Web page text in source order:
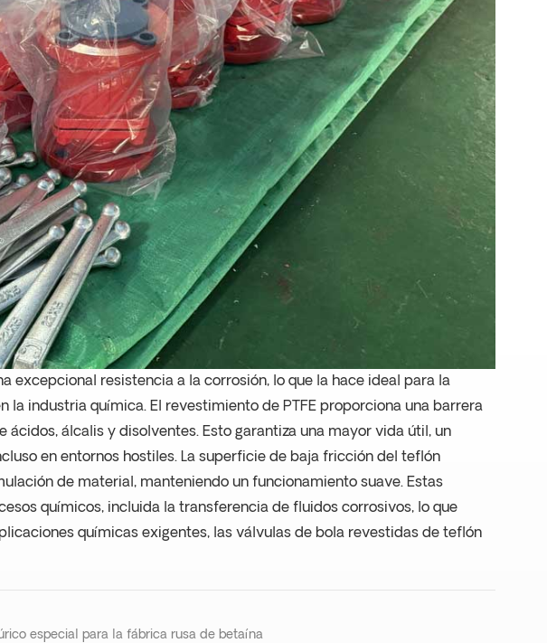
excepcional resistencia a la corrosión, lo que la hace ideal para la
la industria química. El revestimiento de PTFE proporciona una barrera
álcalis y disolventes. Esto garantiza una mayor vida útil, un
en entornos hostiles. La superficie de baja fricción del teflón
de material, manteniendo un funcionamiento suave. Estas
químicos, incluida la transferencia de fluidos corrosivos, lo que
químicas exigentes, las válvulas de bola revestidas de teflón
especial para la fábrica rusa de betaína